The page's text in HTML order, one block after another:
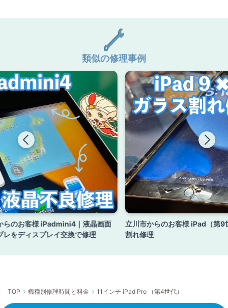
類似の修理事例
らのお客様 iPadmini4｜液晶画面
レをディスプレイ交換で修理
立川市からのお客様 iPad（第9
割れ修理
TOP 機種別修理時間と料金 11インチ iPad Pro （第4世代）